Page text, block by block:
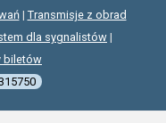
| Transmisje z obrad
dla sygnalistów |
biletów